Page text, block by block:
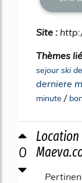
Site :
Thèmes
sejour ski
derniere
minute /
0